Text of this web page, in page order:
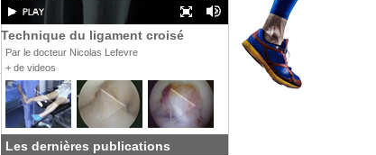
Technique du ligament croisé
Par le docteur Nicolas Lefevre
+ de videos
Les dernières publications